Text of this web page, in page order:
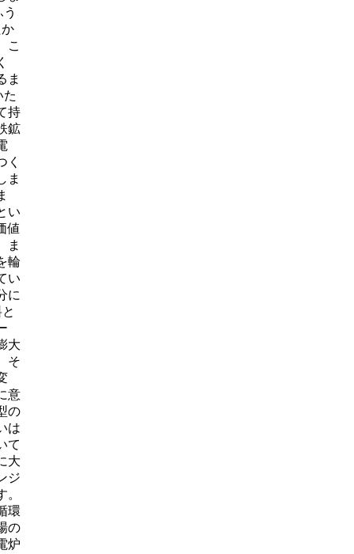
こ
ま
た
持
鉱
く
ま
い
値
ま
輪
い
に
大
そ
意
の
は
て
大
ジ
環
の
炉